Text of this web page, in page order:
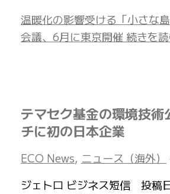
温暖化の影響受ける「小さな
会議、6月に東京開催 続きを
テマセク基金の環境技術
チに初の日本企業
ECO News, ニュース（海外）
ジェトロ ビジネス短信 投稿